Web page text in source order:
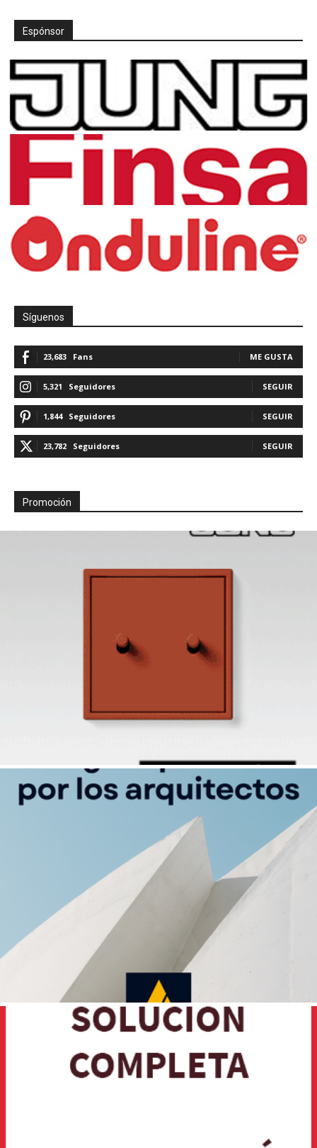
Espónsor
Síguenos
23,683 Fans ME GUSTA
5,321 Seguidores SEGUIR
1,844 Seguidores SEGUIR
23,782 Seguidores SEGUIR
Promoción